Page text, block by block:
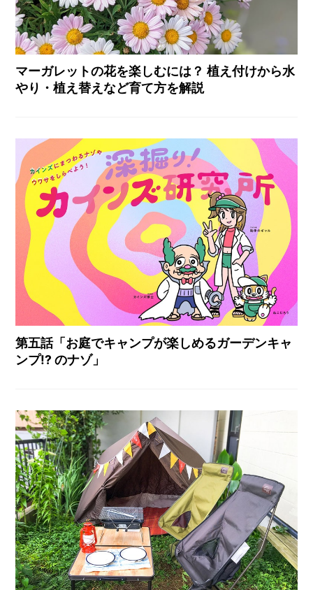
マーガレットの花を楽しむには？ 植え付けから水
やり・植え替えなど育て方を解説
第五話「お庭でキャンプが楽しめるガーデンキャ
ンプ!? のナゾ」